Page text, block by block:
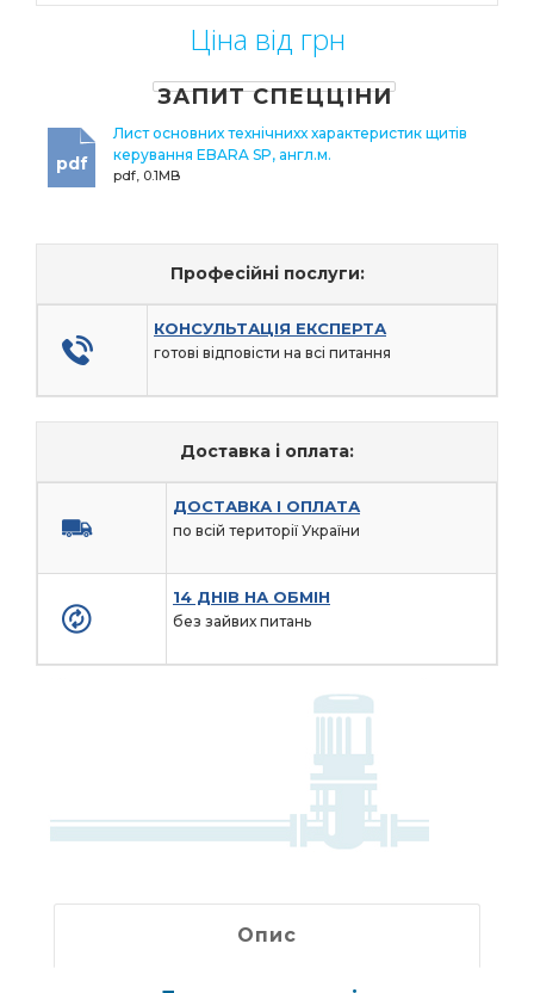
Ціна від грн
ЗАПИТ СПЕЦЦІНИ
Лист основних технічнихх характеристик щитів
керування EBARA SP, англ.м.
pdf, 0.1MB
pdf
Професійні послуги:
КОНСУЛЬТАЦІЯ ЕКСПЕРТА
готові відповісти на всі питання
Доставка і оплата:
ДОСТАВКА І ОПЛАТА
по всій території України
14 ДНІВ НА ОБМІН
без зайвих питань
Опис